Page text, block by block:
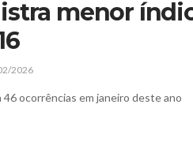
menor
2026
ocorrências em janeiro deste ano